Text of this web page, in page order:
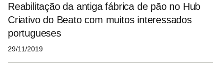
Reabilitação da antiga fábrica de pão no Hub
Criativo do Beato com muitos interessados
portugueses
29/11/2019